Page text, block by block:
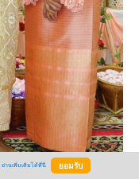
อ่านเพิ่มเติมได้ที่นี่